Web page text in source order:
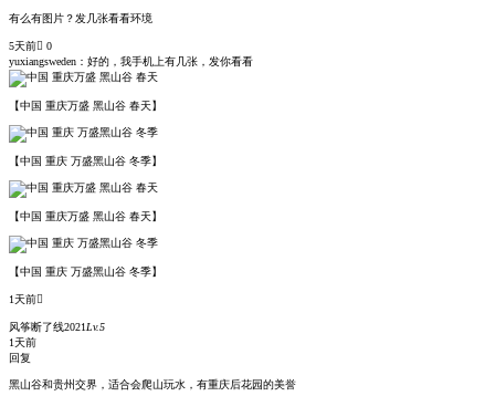
有么有图片？发几张看看环境
5天前 0
yuxiangsweden： 好的，我手机上有几张，发你看看
【中国 重庆万盛 黑山谷 春天】
【中国 重庆 万盛黑山谷 冬季】
【中国 重庆万盛 黑山谷 春天】
【中国 重庆 万盛黑山谷 冬季】
1天前
风筝断了线2021Lv.5
1天前
回复
黑山谷和贵州交界，适合会爬山玩水，有重庆后花园的美誉